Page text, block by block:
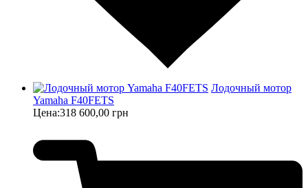
Лодочный мотор
Yamaha F40FETS
Цена:318 600,00 грн